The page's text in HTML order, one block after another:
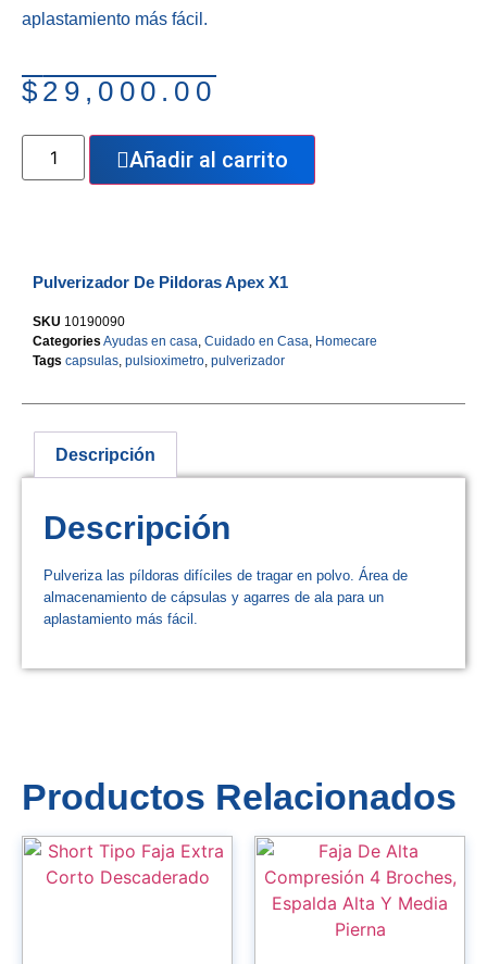
aplastamiento más fácil.
$ 29,000.00
Añadir al carrito
Pulverizador De Pildoras Apex X1
SKU 10190090
Categories Ayudas en casa Cuidado en Casa Homecare
Tags capsulas pulsioximetro pulverizador
Descripción
Descripción
Pulveriza las píldoras difíciles de tragar en polvo. Área de
almacenamiento de cápsulas y agarres de ala para un
aplastamiento más fácil.
Productos Relacionados